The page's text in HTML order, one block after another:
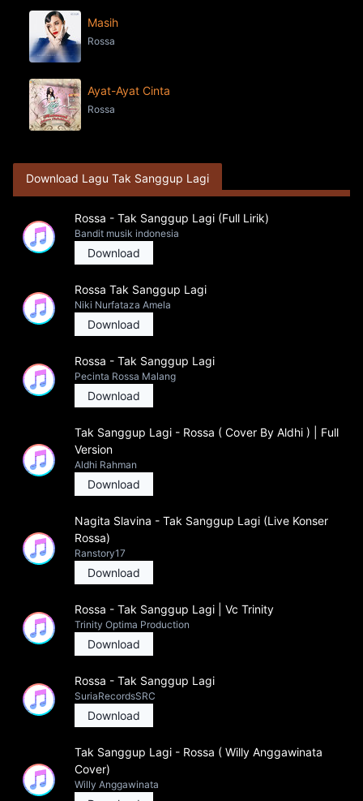
Masih
Rossa
Ayat-Ayat Cinta
Rossa
Download Lagu Tak Sanggup Lagi
Rossa - Tak Sanggup Lagi (Full Lirik)
Bandit musik indonesia
Download
Rossa Tak Sanggup Lagi
Niki Nurfataza Amela
Download
Rossa - Tak Sanggup Lagi
Pecinta Rossa Malang
Download
Tak Sanggup Lagi - Rossa ( Cover By Aldhi ) | Full
Version
Aldhi Rahman
Download
Nagita Slavina - Tak Sanggup Lagi (Live Konser
Rossa)
Ranstory17
Download
Rossa - Tak Sanggup Lagi | Vc Trinity
Trinity Optima Production
Download
Rossa - Tak Sanggup Lagi
SuriaRecordsSRC
Download
Tak Sanggup Lagi - Rossa ( Willy Anggawinata
Cover)
Willy Anggawinata